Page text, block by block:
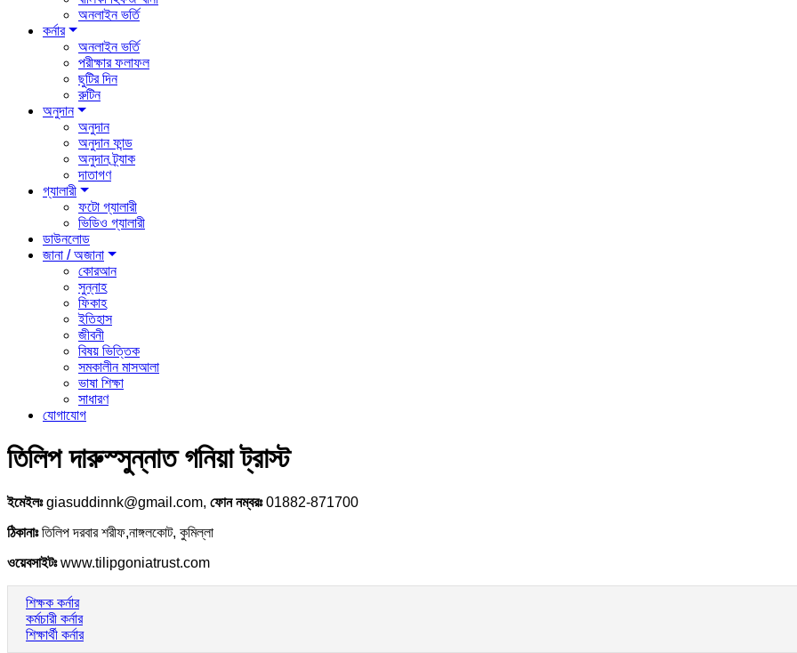
অনলাইন ভর্তি
কর্নার
অনলাইন ভর্তি
পরীক্ষার ফলাফল
ছুটির দিন
রুটিন
অনুদান
অনুদান
অনুদান ফান্ড
অনুদান ট্র্যাক
দাতাগণ
গ্যালারী
ফটো গ্যালারী
ভিডিও গ্যালারী
ডাউনলোড
জানা / অজানা
কোরআন
সুন্নাহ
ফিকাহ
ইতিহাস
জীবনী
বিষয় ভিত্তিক
সমকালীন মাসআলা
ভাষা শিক্ষা
সাধারণ
যোগাযোগ
তিলিপ দারুস্সুন্নাত গনিয়া ট্রাস্ট
ইমেইলঃgiasuddinnk@gmail.com, ফোন নম্বরঃ01882-871700
ঠিকানাঃতিলিপ দরবার শরীফ,নাঙ্গলকোট, কুমিল্লা
ওয়েবসাইটঃwww.tilipgoniatrust.com
শিক্ষক কর্নার
কর্মচারী কর্নার
শিক্ষার্থী কর্নার